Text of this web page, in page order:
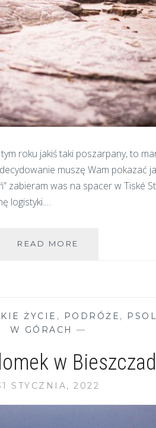
roku jakiś taki poszarpany, to
muszę Wam pokazać
zabieram was na spacer w Tiské
logistyki.…
READ MORE
ŻYCIE , PODRÓŻE ,
W GÓRACH
—
w
STYCZNIA, 2022